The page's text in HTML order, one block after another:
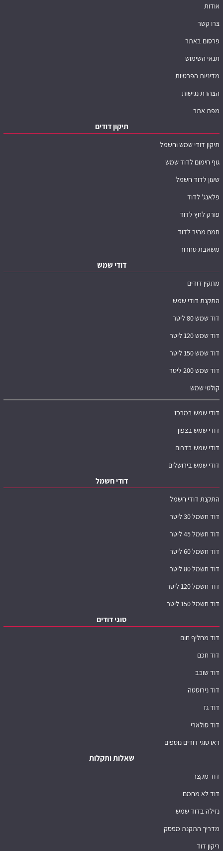
אודות
צרו קשר
פרסום באתר
תנאי השימוש
מדיניות הפרטיות
הצהרת נגישות
מפת אתר
תיקון דודים
תיקון דודי שמש וחשמל
גוף חימום לדוד שמש
שעון לדוד חשמל
פלאנג' לדוד
פורק לחץ לדוד
חמם מהיר לדוד
משאבת סחרור
דודי שמש
מתקין דודים
התקנת דודי שמש
דוד שמש 80 ליטר
דוד שמש 120 ליטר
דוד שמש 150 ליטר
דוד שמש 200 ליטר
קולטי שמש
דודי שמש במרכז
דודי שמש בצפון
דודי שמש בדרום
דודי שמש בירושלים
דודי חשמל
התקנת דודי חשמל
דוד חשמל 30 ליטר
דוד חשמל 45 ליטר
דוד חשמל 60 ליטר
דוד חשמל 80 ליטר
דוד חשמל 120 ליטר
דוד חשמל 150 ליטר
סוגי דודים
דוד מחליף חום
דוד חכם
דוד שוכב
דוד נירוסטה
דוד גז
דוד סולארי
ראו סוגי דודים נוספים
שאלות ותקלות
דוד מקצר
דוד לא מחמם
נזילה בדוד שמש
מדריך התקנת מפסק
ריקון דוד